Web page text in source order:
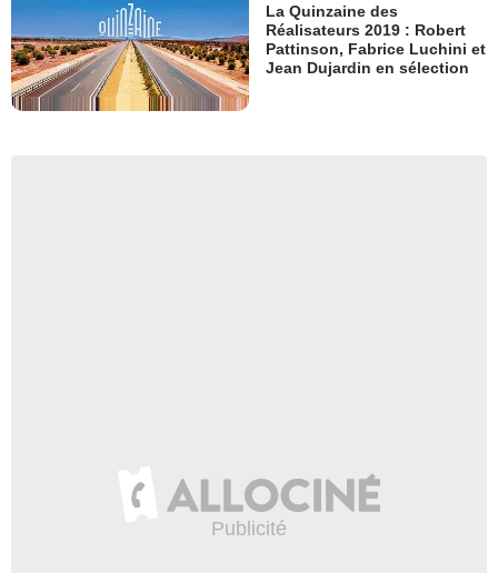
La Quinzaine des
Réalisateurs 2019 : Robert
Pattinson, Fabrice Luchini et
Jean Dujardin en sélection